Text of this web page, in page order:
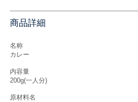
商品詳細
名称
カレー
内容量
200g(一人分)
原材料名